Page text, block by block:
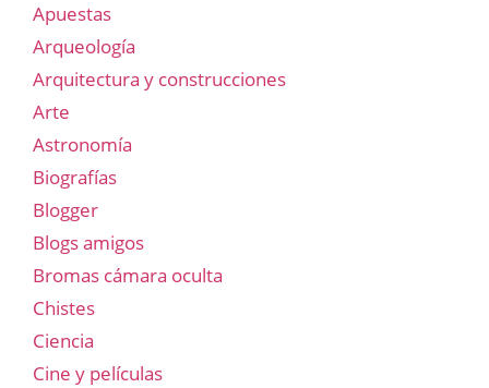
Apuestas
Arqueología
Arquitectura y construcciones
Arte
Astronomía
Biografías
Blogger
Blogs amigos
Bromas cámara oculta
Chistes
Ciencia
Cine y películas